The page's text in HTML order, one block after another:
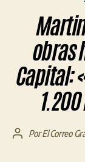
obras
Capital:
AutorPorEl Correo